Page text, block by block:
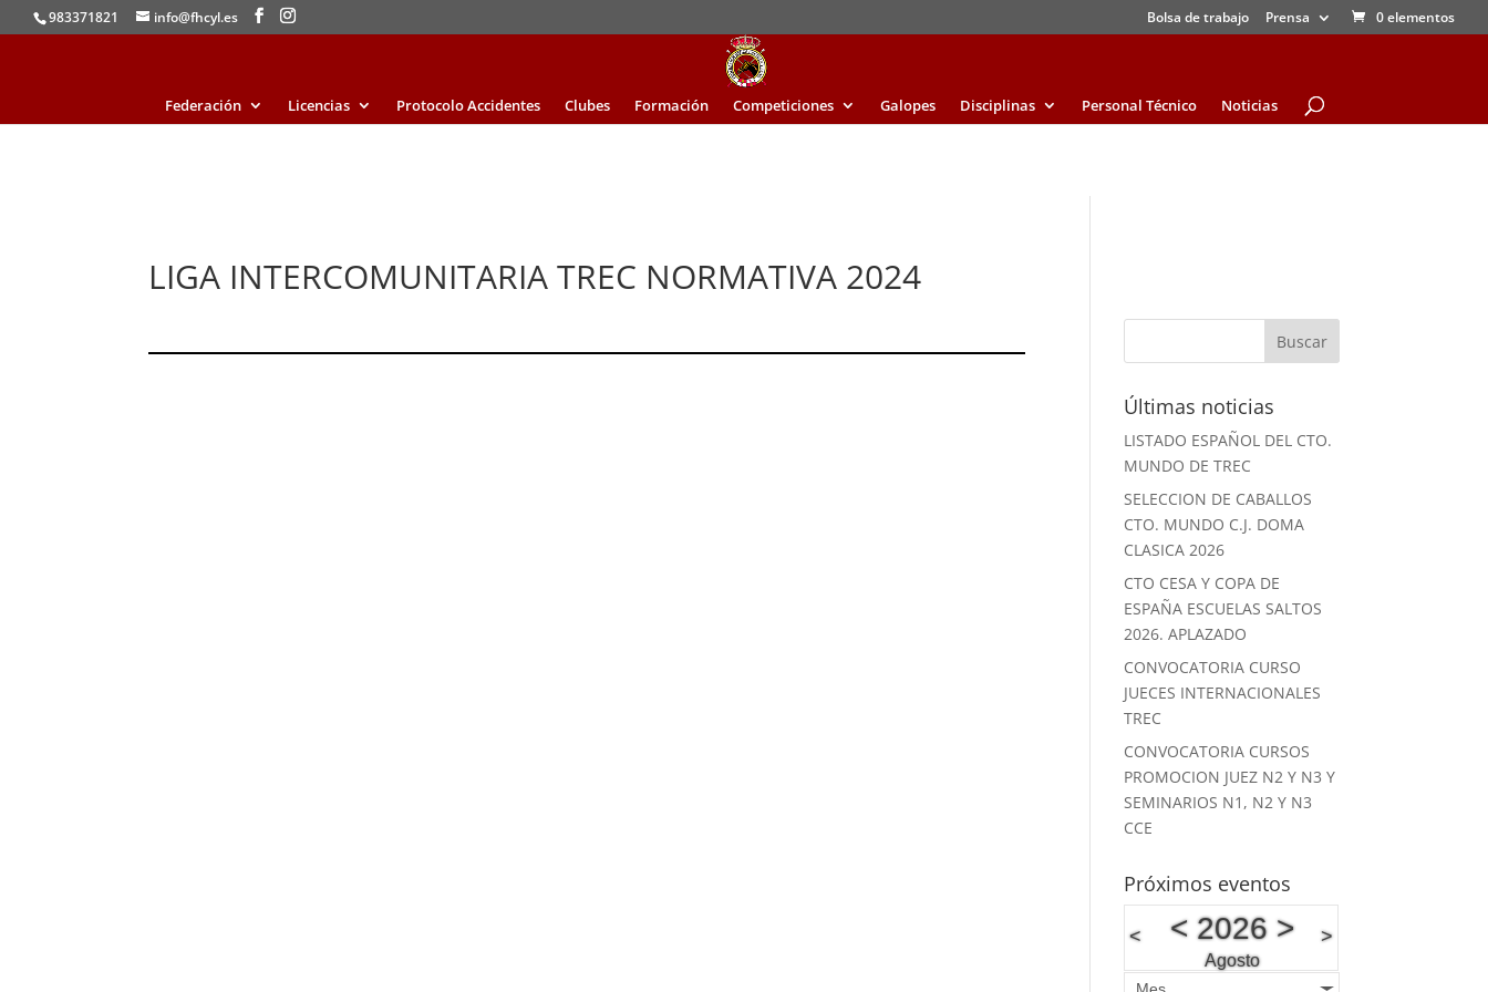
983371821 info@fhcyl.es Bolsa de trabajo Prensa 0 elementos
Federación Licencias Protocolo Accidentes Clubes Formación Competiciones Galopes Disciplinas Personal Técnico Noticias
LIGA INTERCOMUNITARIA TREC NORMATIVA 2024
Últimas noticias
LISTADO ESPAÑOL DEL CTO.
MUNDO DE TREC
SELECCION DE CABALLOS
CTO. MUNDO C.J. DOMA
CLASICA 2026
CTO CESA Y COPA DE
ESPAÑA ESCUELAS SALTOS
2026. APLAZADO
CONVOCATORIA CURSO
JUECES INTERNACIONALES
TREC
CONVOCATORIA CURSOS
PROMOCION JUEZ N2 Y N3 Y
SEMINARIOS N1, N2 Y N3
CCE
Próximos eventos
< <2026 >
Agosto
>